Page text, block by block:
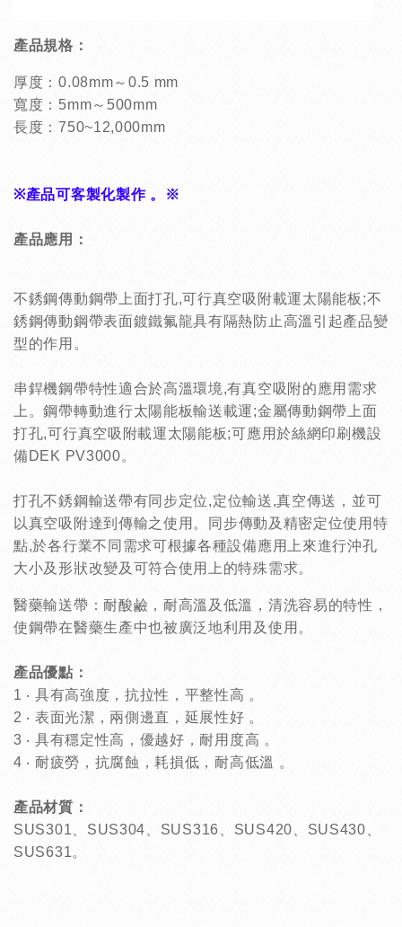
產品規格：
厚度：0.08mm～0.5 mm
寬度：5mm～500mm
長度：750~12,000mm
※產品可客製化製作 。※
產品應用：
不銹鋼傳動鋼帶上面打孔,可行真空吸附載運太陽能板;不
銹鋼傳動鋼帶表面鍍鐵氟龍具有隔熱防止高溫引起產品變
型的作用。
串銲機鋼帶特性適合於高溫環境,有真空吸附的應用需求
上。鋼帶轉動進行太陽能板輸送載運;金屬傳動鋼帶上面
打孔,可行真空吸附載運太陽能板;可應用於絲網印刷機設
備DEK PV3000。
打孔不銹鋼輸送帶有同步定位,定位輸送,真空傳送，並可
以真空吸附達到傳輸之使用。
同步傳動及精密定位使用特
點,於各行業不同需求可根據各種設備應用上來進行沖孔
大小及形狀改變及可符合使用上的特殊需求。
醫藥輸送帶：耐酸鹼，耐高溫及低溫，清洗容易的特性，
使鋼帶在醫藥生產中也被廣泛地利用及使用。
產品優點：
1 ‧ 具有高強度，抗拉性，平整性高 。
2 ‧ 表面光潔，兩側邊直，延展性好 。
3 ‧ 具有穩定性高，優越好，耐用度高 。
4 ‧ 耐疲勞，抗腐蝕，耗損低，耐高低溫 。
產品材質：
SUS301、SUS304、SUS316、SUS420、SUS430、
SUS631。